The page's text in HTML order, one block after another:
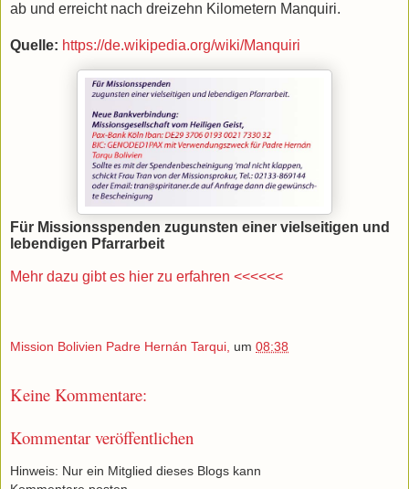
ab und erreicht nach dreizehn Kilometern Manquiri.
Quelle: https://de.wikipedia.org/wiki/Manquiri
Für Missionsspenden zugunsten einer vielseitigen und
lebendigen Pfarrarbeit
Mehr dazu gibt es hier zu erfahren <<<<<<
Mission Bolivien Padre Hernán Tarqui, um 08:38
Keine Kommentare:
Kommentar veröffentlichen
Hinweis: Nur ein Mitglied dieses Blogs kann